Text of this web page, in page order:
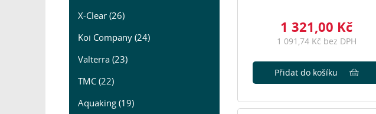
X-Clear (26)
Koi Company (24)
Valterra (23)
TMC (22)
Aquaking (19)
1 321,00 Kč
1 091,74 Kč bez DPH
Přidat do košíku